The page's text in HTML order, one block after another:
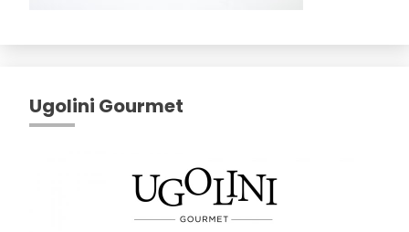
Ugolini Gourmet